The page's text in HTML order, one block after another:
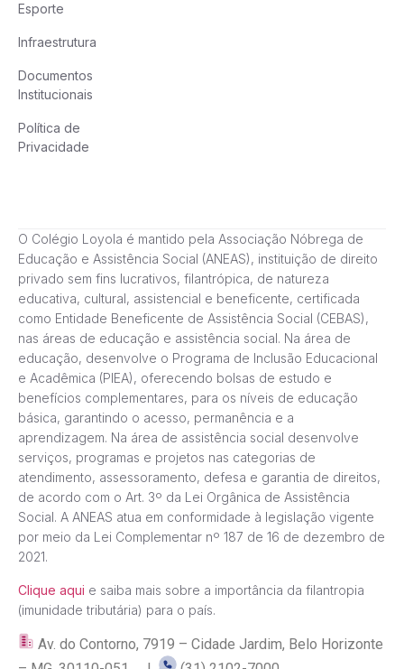
Esporte
Infraestrutura
Documentos
Institucionais
Política de
Privacidade
O Colégio Loyola é mantido pela Associação Nóbrega de
Educação e Assistência Social (ANEAS), instituição de direito
privado sem fins lucrativos, filantrópica, de natureza
educativa, cultural, assistencial e beneficente, certificada
como Entidade Beneficente de Assistência Social (CEBAS),
nas áreas de educação e assistência social. Na área de
educação, desenvolve o Programa de Inclusão Educacional
e Acadêmica (PIEA), oferecendo bolsas de estudo e
benefícios complementares, para os níveis de educação
básica, garantindo o acesso, permanência e a
aprendizagem. Na área de assistência social desenvolve
serviços, programas e projetos nas categorias de
atendimento, assessoramento, defesa e garantia de direitos,
de acordo com o Art. 3º da Lei Orgânica de Assistência
Social. A ANEAS atua em conformidade à legislação vigente
por meio da Lei Complementar nº 187 de 16 de dezembro de
2021.
Clique aqui e saiba mais sobre a importância da filantropia
(imunidade tributária) para o país.
Av. do Contorno, 7919 – Cidade Jardim, Belo Horizonte